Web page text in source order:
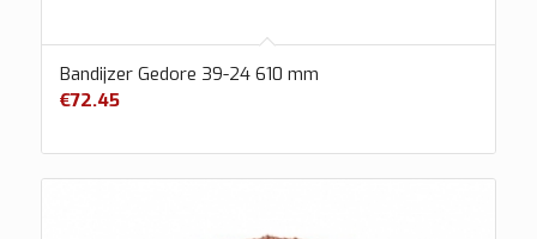
Bandijzer Gedore 39-24 610 mm
€72.45